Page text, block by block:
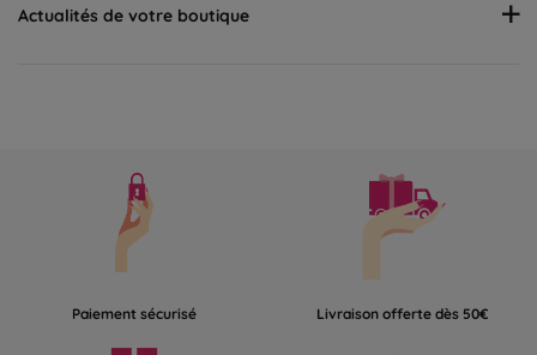
Actualités de votre boutique
Ayez les chocottes ! #deneuville #vivonsgourmands #halloween
Paiement sécurisé Livraison offerte dès 50€